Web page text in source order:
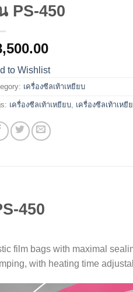
PS-450
to Wishlist
เครื่องซีลเท้าเหยียบ
เครื่องซีลเท้าเหยียบ เครื่องซีลเท้าเห
450
film bags with maximal
with heating time